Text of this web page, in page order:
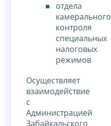
отдела
камерального
контроля
специальных
налоговых
режимов
Осуществляет
взаимодействие
с
Администрацией
Забайкальского